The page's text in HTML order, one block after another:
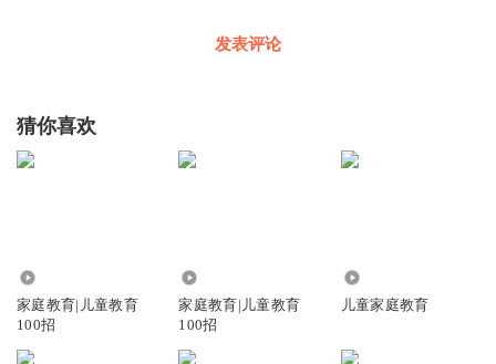
发表评论
猜你喜欢
家庭教育|儿童教育
100招
家庭教育|儿童教育
100招
儿童家庭教育